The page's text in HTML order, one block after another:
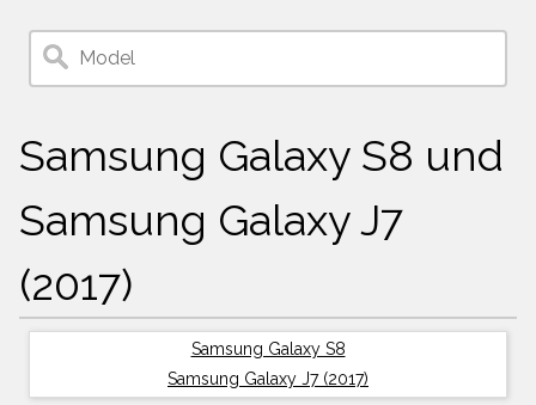
Samsung Galaxy S8 und
Samsung Galaxy J7
(2017)
Samsung Galaxy S8
Samsung Galaxy J7 (2017)